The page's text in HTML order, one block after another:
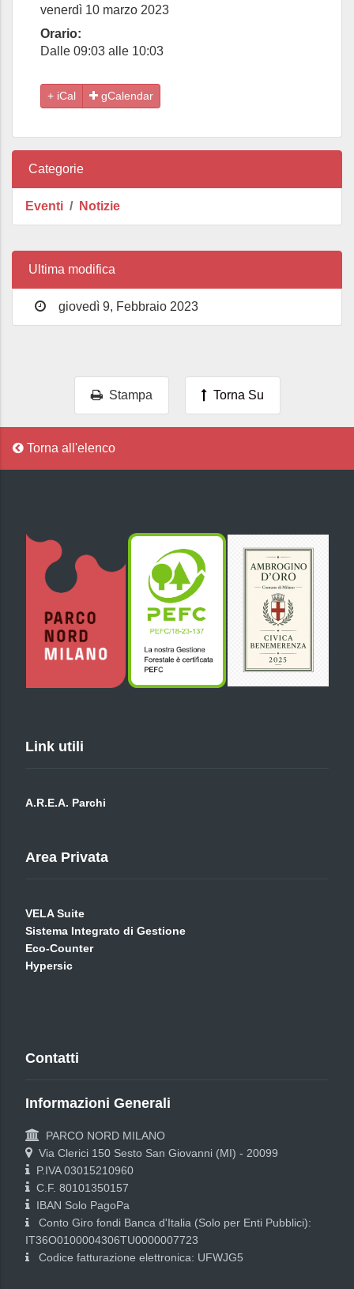
venerdì 10 marzo 2023
Orario:
Dalle 09:03 alle 10:03
gCalendar
Categorie
Eventi Notizie
Ultima modifica
giovedì 9, Febbraio 2023
Stampa Torna Su
Torna all'elenco
Link utili
A.R.E.A. Parchi
Area Privata
VELA Suite
Sistema Integrato di Gestione
Eco-Counter
Hypersic
Contatti
Informazioni Generali
PARCO NORD MILANO
Via Clerici 150 Sesto San Giovanni (MI) - 20099
P.IVA 03015210960
C.F. 80101350157
IBAN Solo PagoPa
Conto Giro fondi Banca d'Italia (Solo per Enti Pubblici):
IT36O0100004306TU0000007723
Codice fatturazione elettronica: UFWJG5